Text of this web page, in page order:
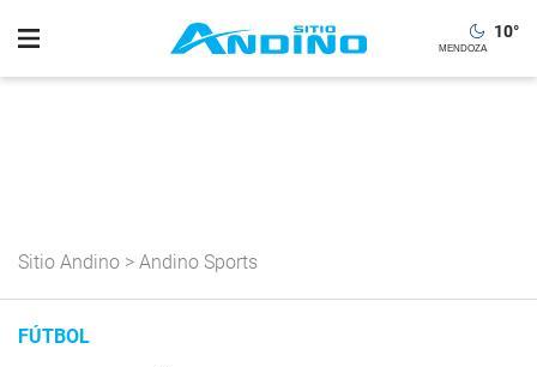
10°
Sitio Andino > Andino Sports
FÚTBOL